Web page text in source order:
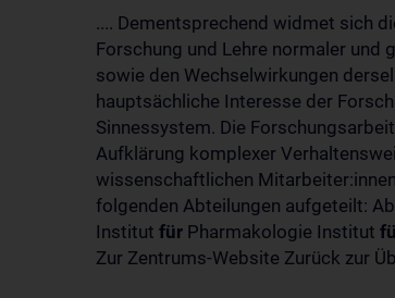
.... Dementsprechend widmet sich
Forschung und Lehre normaler und
sowie den Wechselwirkungen
hauptsächliche Interesse der
Sinnessystem. Die
Aufklärung komplexer
wissenschaftlichen
folgenden Abteilungen aufgeteilt:
Institut für Pharmakologie Institut
Zur Zentrums-Website Zurück zur